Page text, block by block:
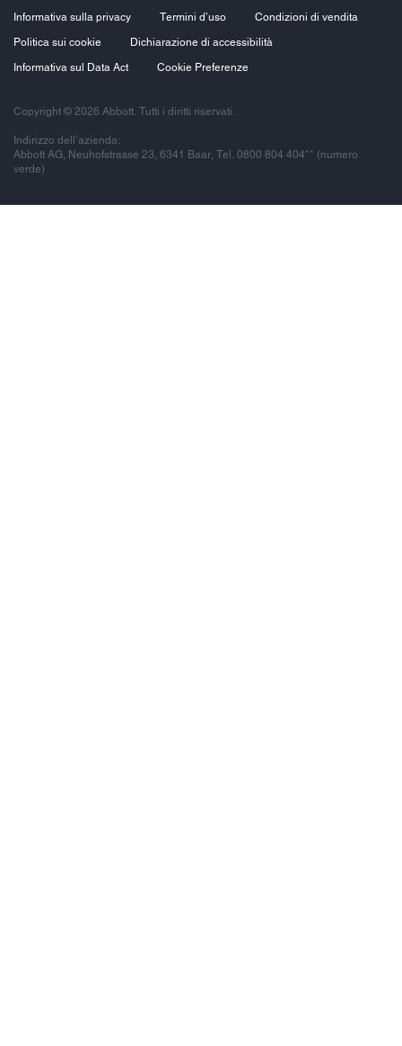
Informativa sulla privacy Termini d’uso
Condizioni di vendita
Politica sui cookie
Dichiarazione di accessibilità
Informativa sul Data Act
Cookie Preferenze
Copyright © 2026 Abbott. Tutti i diritti riservati.
Indirizzo dell’azienda:
Abbott AG, Neuhofstrasse 23, 6341 Baar, Tel. 0800 804 404** (numero
verde)